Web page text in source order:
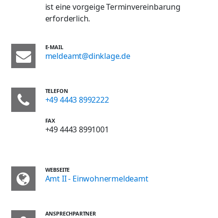
ist eine vorgeige Terminvereinbarung
erforderlich.
E-MAIL
meldeamt@dinklage.de
TELEFON
+49 4443 8992222
FAX
+49 4443 8991001
WEBSEITE
Amt II - Einwohnermeldeamt
ANSPRECHPARTNER